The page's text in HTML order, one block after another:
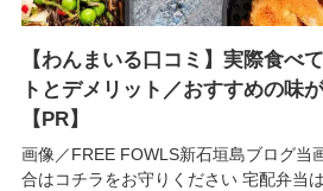
【わんまいる口コミ】実際食べ
トとデメリット／おすすめの味
【PR】
画像／FREE FOWLS新石垣島ブログ当
合はコチラをお守りください 宅配弁当